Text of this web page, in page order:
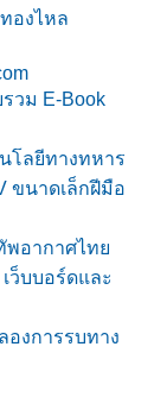
องไหล
รวม E-Book
โลยีทางทหาร
ขนาดเล็กฝีมือ
พอากาศไท
ว็บบอร์ดและ
องการรบทาง